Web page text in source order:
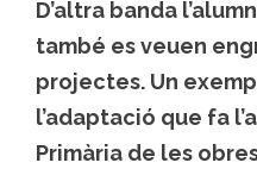
D’altra banda
també es veuen
projectes. Un
l’adaptació que fa
Primària de les